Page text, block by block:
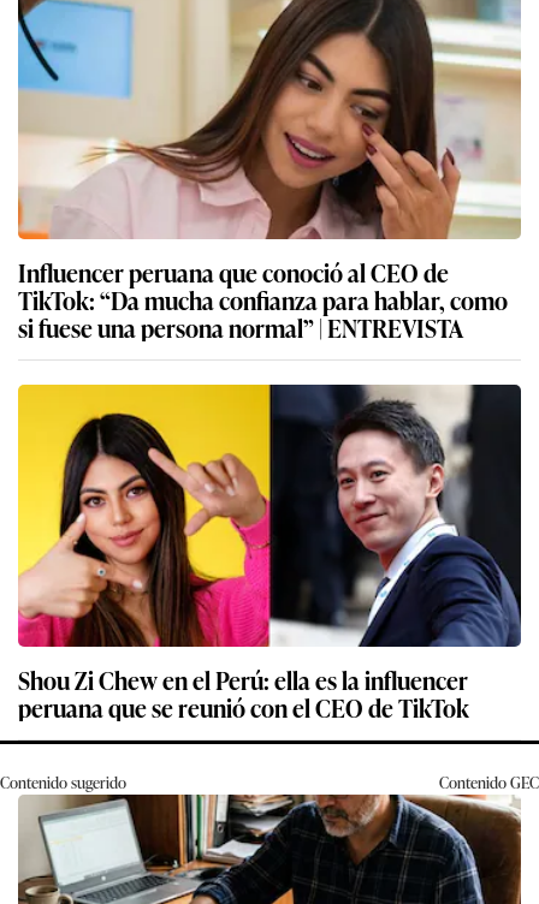
Influencer peruana que conoció al CEO de
TikTok: “Da mucha confianza para hablar, como
si fuese una persona normal” | ENTREVISTA
Shou Zi Chew en el Perú: ella es la influencer
peruana que se reunió con el CEO de TikTok
Contenido sugerido ContenidoGEC